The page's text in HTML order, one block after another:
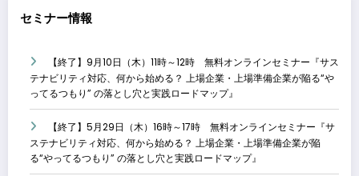
セミナー情報
【終了】9月10日（木）11時～12時 無料オンラインセミナー『サス
テナビリティ対応、何から始める？ 上場企業・上場準備企業が陥る“や
ってるつもり” の落とし穴と実践ロードマップ』
【終了】5月29日（木）16時～17時 無料オンラインセミナー『サ
ステナビリティ対応、何から始める？ 上場企業・上場準備企業が陥
る“やってるつもり” の落とし穴と実践ロードマップ』